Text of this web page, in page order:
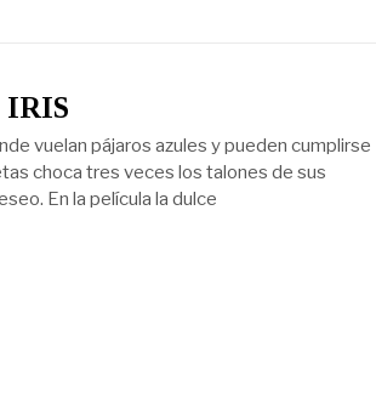
vuelan pájaros azules y pueden cumplirse
choca tres veces los talones de sus
En la película la dulce